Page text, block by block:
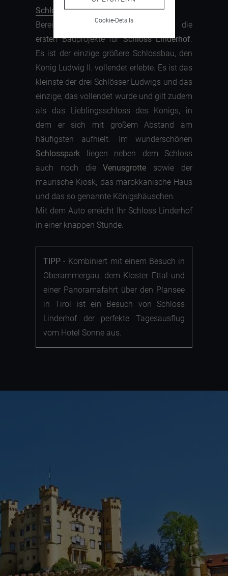
Schloss Linderhof:
Bereits 1868 entwickelte Ludwig II. die
ersten Bauprojekte fürSchloss Linderhof.
Es ist der einzige größere Schlossbau, den
König Ludwig II. vollendet erlebte. Es ist das
kleinste der drei Schlösser Ludwigs und das
einzige, das vollendet wurde und gilt zudem
als das Lieblingsschloss des Königs, in
dem er sich mit großem Abstand am
häufigsten aufhielt. Im wunderschönen
Schlosspark liegen neben dem Schloss
auch noch dieVenusgrotte sowie der
maurische Kiosk, das marokkanische Haus
und das so genannte Königshäuschen.
Mit dem Auto erreicht Ihr Schloss Linderhof
in einer knappen Stunde.
TIPP - Kombiniert mit einem Besuch in
Oberammergau, dem Kloster Ettal und
einer Panoramafahrt über den Plansee
in Tirol ist ein Besuch von Schloss
Linderhof der perfekte Tagesausflug
vom Hotel Sonne aus.
Cookie-Details